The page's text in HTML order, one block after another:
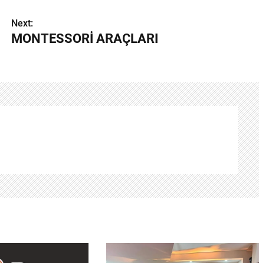
Next:
MONTESSORİ ARAÇLARI